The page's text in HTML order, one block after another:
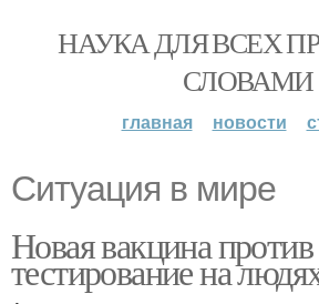
НАУКА ДЛЯ ВСЕХ
СЛОВАМИ
главная новости
Ситуация в мире
Новая вакцина
тестирование на